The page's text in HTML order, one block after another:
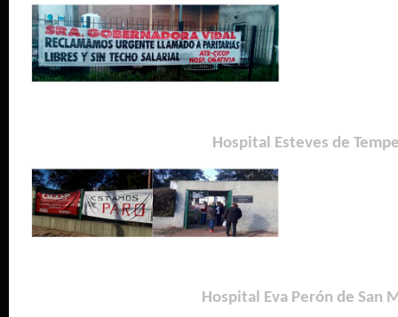
Hospital Esteves de
Hospital Eva Perón de San